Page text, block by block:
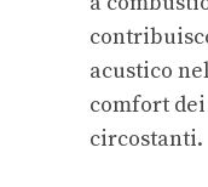
acustico
comfort
circostanti.